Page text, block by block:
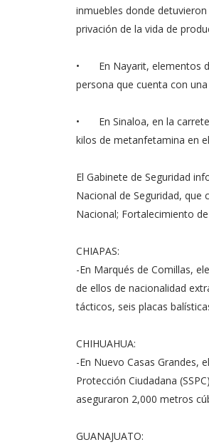
inmuebles donde
privación de la vida de
•
En Nayarit, elementos
persona que cuenta con
•
En Sinaloa, en la
kilos de metanfetamina en
El Gabinete de Seguridad
Nacional de Seguridad, que
Nacional; Fortalecimiento
CHIAPAS:
-En Marqués de Comillas,
de ellos de nacionalidad
tácticos, seis placas
CHIHUAHUA:
-En Nuevo Casas Grandes,
Protección Ciudadana
aseguraron 2,000 metros
GUANAJUATO: